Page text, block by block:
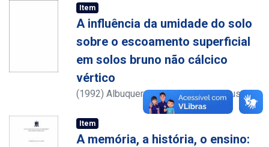
Item
A influência da umidade do solo
sobre o escoamento superficial
em solos bruno não cálcico
vértico
(1992) Albuquerque Neto, Antônio Faustino
Item
A memória, a história, o ensino: